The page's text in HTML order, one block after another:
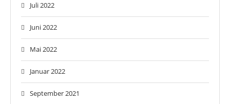
Juli 2022
Juni 2022
Mai 2022
Januar 2022
September 2021